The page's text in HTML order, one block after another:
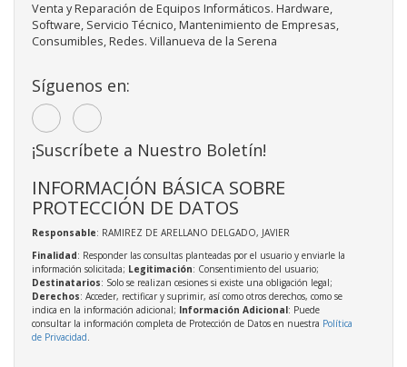
Venta y Reparación de Equipos Informáticos. Hardware,
Software, Servicio Técnico, Mantenimiento de Empresas,
Consumibles, Redes. Villanueva de la Serena
Síguenos en:
¡Suscríbete a Nuestro Boletín!
INFORMACIÓN BÁSICA SOBRE
PROTECCIÓN DE DATOS
Responsable: RAMIREZ DE ARELLANO DELGADO, JAVIER
Finalidad: Responder las consultas planteadas por el usuario y enviarle la
información solicitada; Legitimación: Consentimiento del usuario;
Destinatarios: Solo se realizan cesiones si existe una obligación legal;
Derechos: Acceder, rectificar y suprimir, así como otros derechos, como se
indica en la información adicional; Información Adicional: Puede
consultar la información completa de Protección de Datos en nuestra Política
de Privacidad.